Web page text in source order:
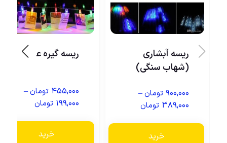
ریسه آبشاری
(شهاب سنگی)
۹۰۰,۰۰۰ تومان–
۳۸۹,۰۰۰ تومان
خرید
ریسه گیره عکس
۴۵۵,۰۰۰ تومان–
۱۹۹,۰۰۰ تومان
خرید